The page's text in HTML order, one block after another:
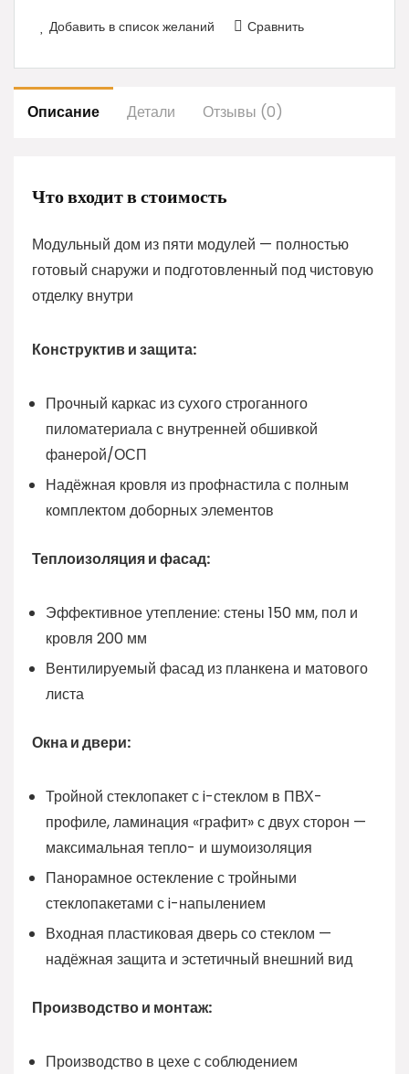
Добавить в список желаний Сравнить
Описание Детали Отзывы (0)
Что входит в стоимость
Модульный дом из пяти модулей — полностью
готовый снаружи и подготовленный под чистовую
отделку внутри
Конструктив и защита:
Прочный каркас из сухого строганного
пиломатериала с внутренней обшивкой
фанерой/ОСП
Надёжная кровля из профнастила с полным
комплектом доборных элементов
Теплоизоляция и фасад:
Эффективное утепление: стены 150 мм, пол и
кровля 200 мм
Вентилируемый фасад из планкена и матового
листа
Окна и двери:
Тройной стеклопакет с i-стеклом в ПВХ-
профиле, ламинация «графит» с двух сторон —
максимальная тепло- и шумоизоляция
Панорамное остекление с тройными
стеклопакетами с i-напылением
Входная пластиковая дверь со стеклом —
надёжная защита и эстетичный внешний вид
Производство и монтаж:
Производство в цехе с соблюдением